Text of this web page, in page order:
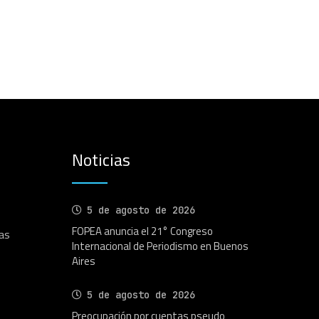
Noticias
5 de agosto de 2026
FOPEA anuncia el 21° Congreso
Internacional de Periodismo en Buenos
Aires
5 de agosto de 2026
Preocupación por cuentas pseudo